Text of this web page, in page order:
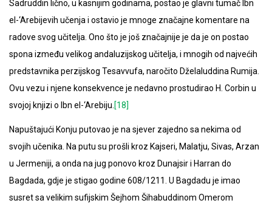
Sadruddin lično, u kasnijim godinama, postao je glavni tumač Ibn
el-‘Arebijevih učenja i ostavio je mnoge značajne komentare na
radove svog učitelja. Ono što je još značajnije je da je on postao
spona između velikog andaluzijskog učitelja, i mnogih od najvećih
predstavnika perzijskog Tesavvufa, naročito Dželaluddina Rumija.
Ovu vezu i njene konsekvence je nedavno prostudirao H. Corbin u
svojoj knjizi o Ibn el-‘Arebiju. [18]
Napuštajući Konju putovao je na sjever zajedno sa nekima od
svojih učenika. Na putu su prošli kroz Kajseri, Malatju, Sivas, Arzan
u Jermeniji, a onda na jug ponovo kroz Dunajsir i Harran do
Bagdada, gdje je stigao godine 608/1211. U Bagdadu je imao
susret sa velikim sufijskim Šejhom Šihabuddinom Omerom